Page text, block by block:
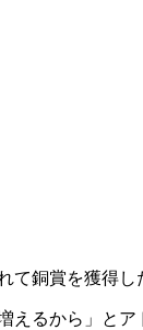
銅賞を獲得
るから」と